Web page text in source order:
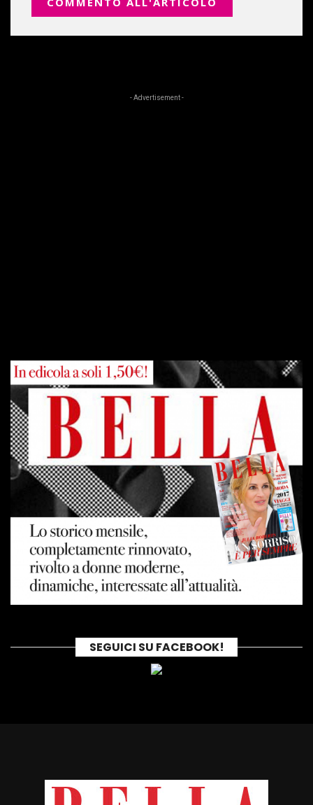
- Advertisement -
SEGUICI SU FACEBOOK!